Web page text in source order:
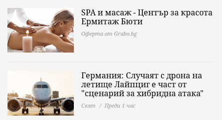
SPA и масаж - Център за красота
Ермитаж Бюти
Оферта от Grabo.bg
Германия: Случаят с дрона на
летище Лайпциг е част от
"сценарий за хибридна атака"
Свят Преди 1 час